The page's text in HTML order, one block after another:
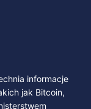
informacje
jak Bitcoin,